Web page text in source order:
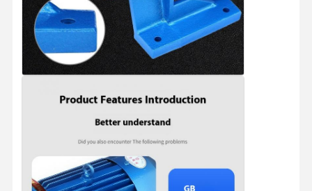
Aperçu Produits Vidéos
A Propos De
Nous
Visite D'usine Contrôle De
La Qualité